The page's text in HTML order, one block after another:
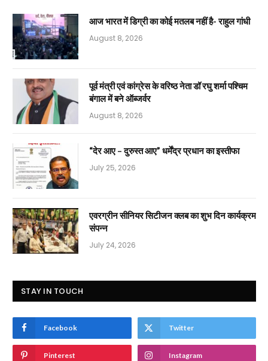
आज भारत में डिग्री का कोई मतलब नहीं है- राहुल गांधी
August 8, 2026
पूर्व मंत्री एवं कांग्रेस के वरिष्ठ नेता डॉ रघु शर्मा पश्चिम
बंगाल में बने ऑब्जर्वर
August 8, 2026
“देर आए – दुरुस्त आए” धर्मेंद्र प्रधान का इस्तीफा
July 25, 2026
एवरग्रीन सीनियर सिटीजन क्लब का शुभ दिन कार्यक्रम
संपन्न
July 24, 2026
STAY IN TOUCH
Facebook Twitter
Pinterest Instagram